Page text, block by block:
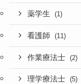
薬学生 (1)
看護師 (11)
作業療法士 (2)
理学療法士 (5)